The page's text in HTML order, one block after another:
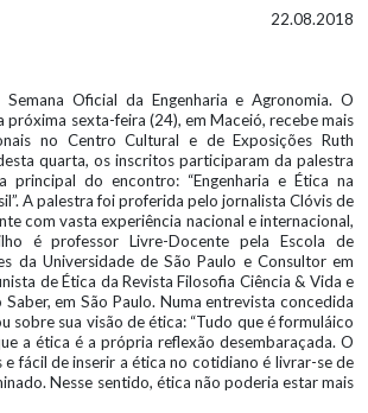
22.08.2018
Semana Oficial da Engenharia e Agronomia. O
próxima sexta-feira (24), em Maceió, recebe mais
no Centro Cultural e de Exposições Ruth
quarta, os inscritos participaram da palestra
principal do encontro: “Engenharia e Ética na
A palestra foi proferida pelo jornalista Clóvis de
com vasta experiência nacional e internacional,
é professor Livre-Docente pela Escola de
da Universidade de São Paulo e Consultor em
de Ética da Revista Filosofia Ciência & Vida e
em São Paulo. Numa entrevista concedida
sobre sua visão de ética: “Tudo que é formuláico
a ética é a própria reflexão desembaraçada. O
e fácil de inserir a ética no cotidiano é livrar-se de
Nesse sentido, ética não poderia estar mais